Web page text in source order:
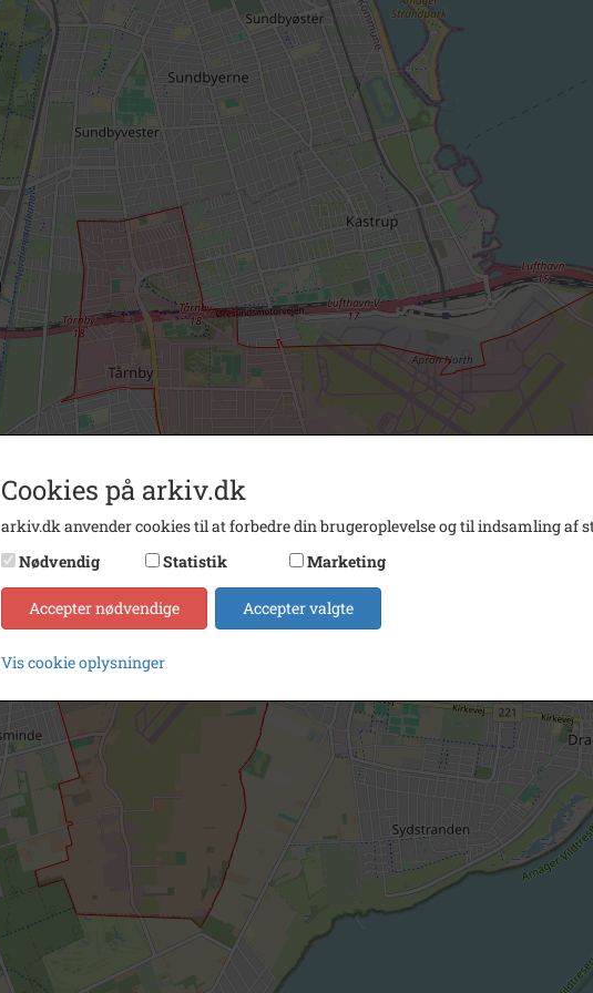
Cookies på arkiv.dk
arkiv.dk anvender cookies til at forbedre din brugeroplevelse og til indsamling af
Nødvendig
Statistik Marketing
Accepter nødvendige Accepter valgte
Vis cookie oplysninger